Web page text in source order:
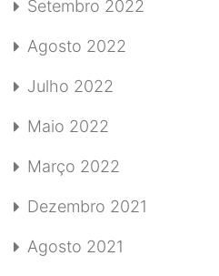
Setembro 2022
Agosto 2022
Julho 2022
Maio 2022
Março 2022
Dezembro 2021
Agosto 2021